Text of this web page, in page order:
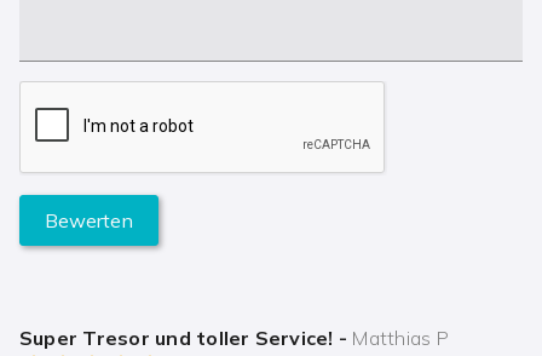
Bewerten
Super Tresor und toller Service! - Matthias P